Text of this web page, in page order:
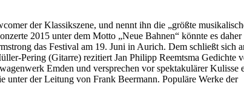
der Klassikszene, und nennt ihn die „größte
2015 unter dem Motto „Neue Bahnen“ könnte es daher
das Festival am 19. Juni in Aurich. Dem schließt sich
Pering (Gitarre) rezitiert Jan Philipp Reemtsma Gedichte
Emden und versprechen vor spektakulärer Kulisse
unter der Leitung von Frank Beermann. Populäre Werke der